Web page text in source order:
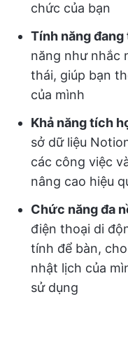
chức của bạn
Tính năng đang
năng như nhắc
thái, giúp bạn
của mình
Khả năng tích
sở dữ liệu
các công việc
nâng cao hiệu
Chức năng đa
điện thoại di
tính để bàn,
nhật lịch của
sử dụng